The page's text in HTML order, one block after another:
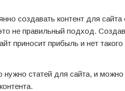
создавать контент для
не правильный подход.
приносит прибыль и нет
нужно статей для сайта, и